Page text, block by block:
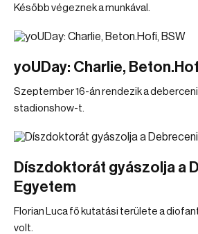
Később végeznek a munkával.
yoUDay: Charlie,
Szeptember 16-án rendezik a
stadionshow-t.
Díszdoktorát gyászolja a
Egyetem
Florian Luca fő kutatási területe a
volt.